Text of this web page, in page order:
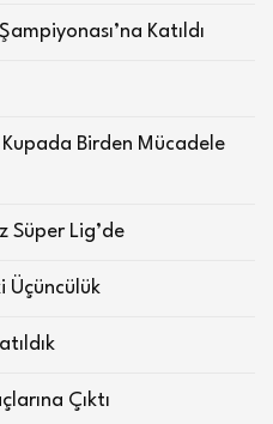
Katıldı
Birden Mücadele
Süper Lig’de
Üçüncülük
Çıktı